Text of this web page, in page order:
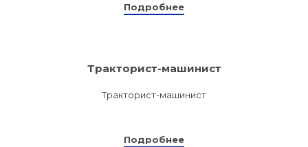
Подробнее
Тракторист-машинист
Тракторист-машинист
Подробнее